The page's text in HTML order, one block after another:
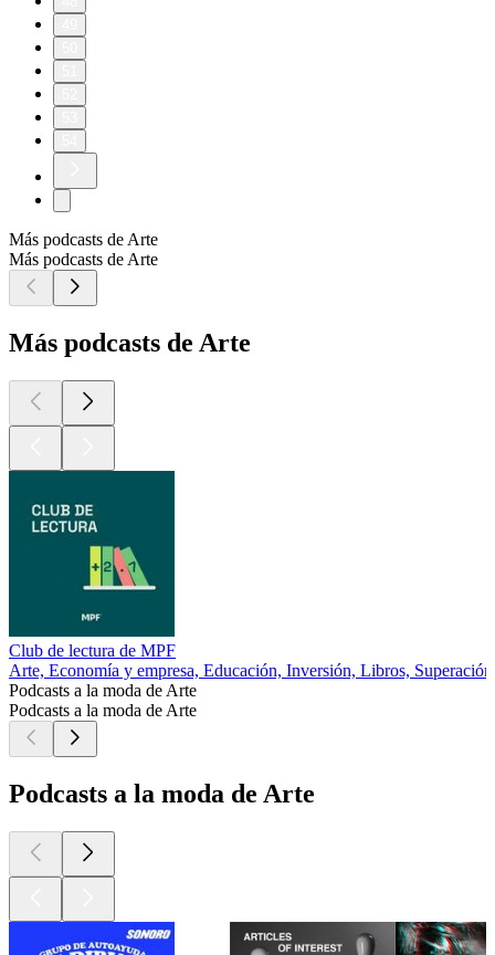
Más podcasts de Arte
Más podcasts de Arte
Más podcasts de Arte
Club de lectura de MPF
Arte, Economía y empresa, Educación, Inversión, Libros,
Podcasts a la moda de Arte
Podcasts a la moda de Arte
Podcasts a la moda de Arte